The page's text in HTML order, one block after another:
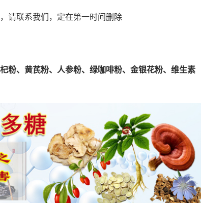
请联系我们，定在第一时间删除
粉、黄芪粉、人参粉、绿咖啡粉、金银花粉、维生素